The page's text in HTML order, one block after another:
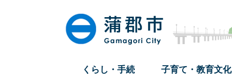
くらし・手続 子育て・教育文化